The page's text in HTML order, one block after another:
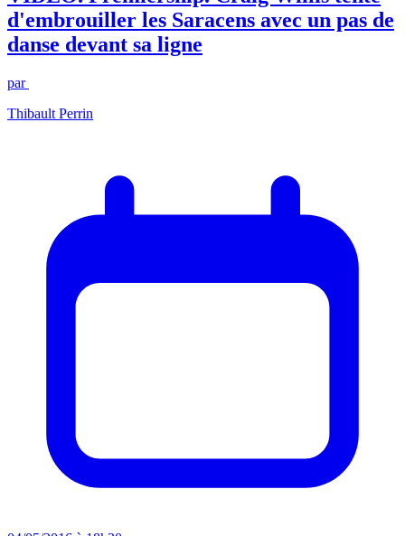
d'embrouiller les Saracens avec un pas de
danse devant sa ligne
par
Thibault Perrin